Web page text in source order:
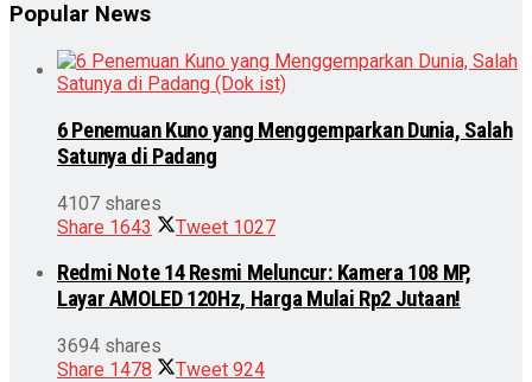
Popular News
6 Penemuan Kuno yang Menggemparkan Dunia, Salah
Satunya di Padang
4107 shares
Share 1643 Tweet 1027
Redmi Note 14 Resmi Meluncur: Kamera 108 MP,
Layar AMOLED 120Hz, Harga Mulai Rp2 Jutaan!
3694 shares
Share 1478 Tweet 924